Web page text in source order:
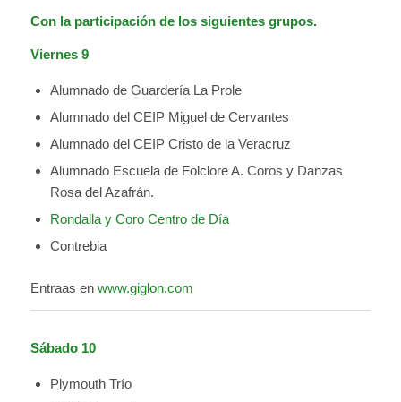
Con la participación de los siguientes grupos.
Viernes 9
Alumnado de Guardería La Prole
Alumnado del CEIP Miguel de Cervantes
Alumnado del CEIP Cristo de la Veracruz
Alumnado Escuela de Folclore A. Coros y Danzas
Rosa del Azafrán.
Rondalla y Coro Centro de Día
Contrebia
Entraas en www.giglon.com
Sábado 10
Plymouth Trío